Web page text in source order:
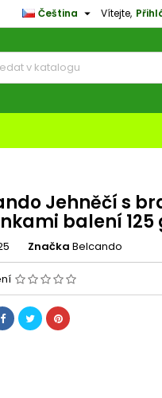
Vítejte,
Čeština 
Jehněčí s
balení 125
Značka Belcando